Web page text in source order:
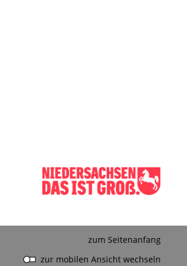
zum Seitenanfang
zur mobilen Ansicht wechseln